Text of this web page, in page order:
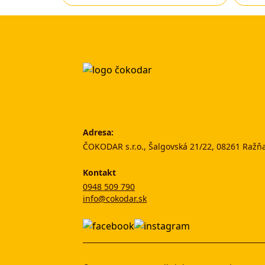
Adresa:
ČOKODAR s.r.o., Šalgovská 21/22, 08261
Kontakt
0948 509 790
info@cokodar.sk